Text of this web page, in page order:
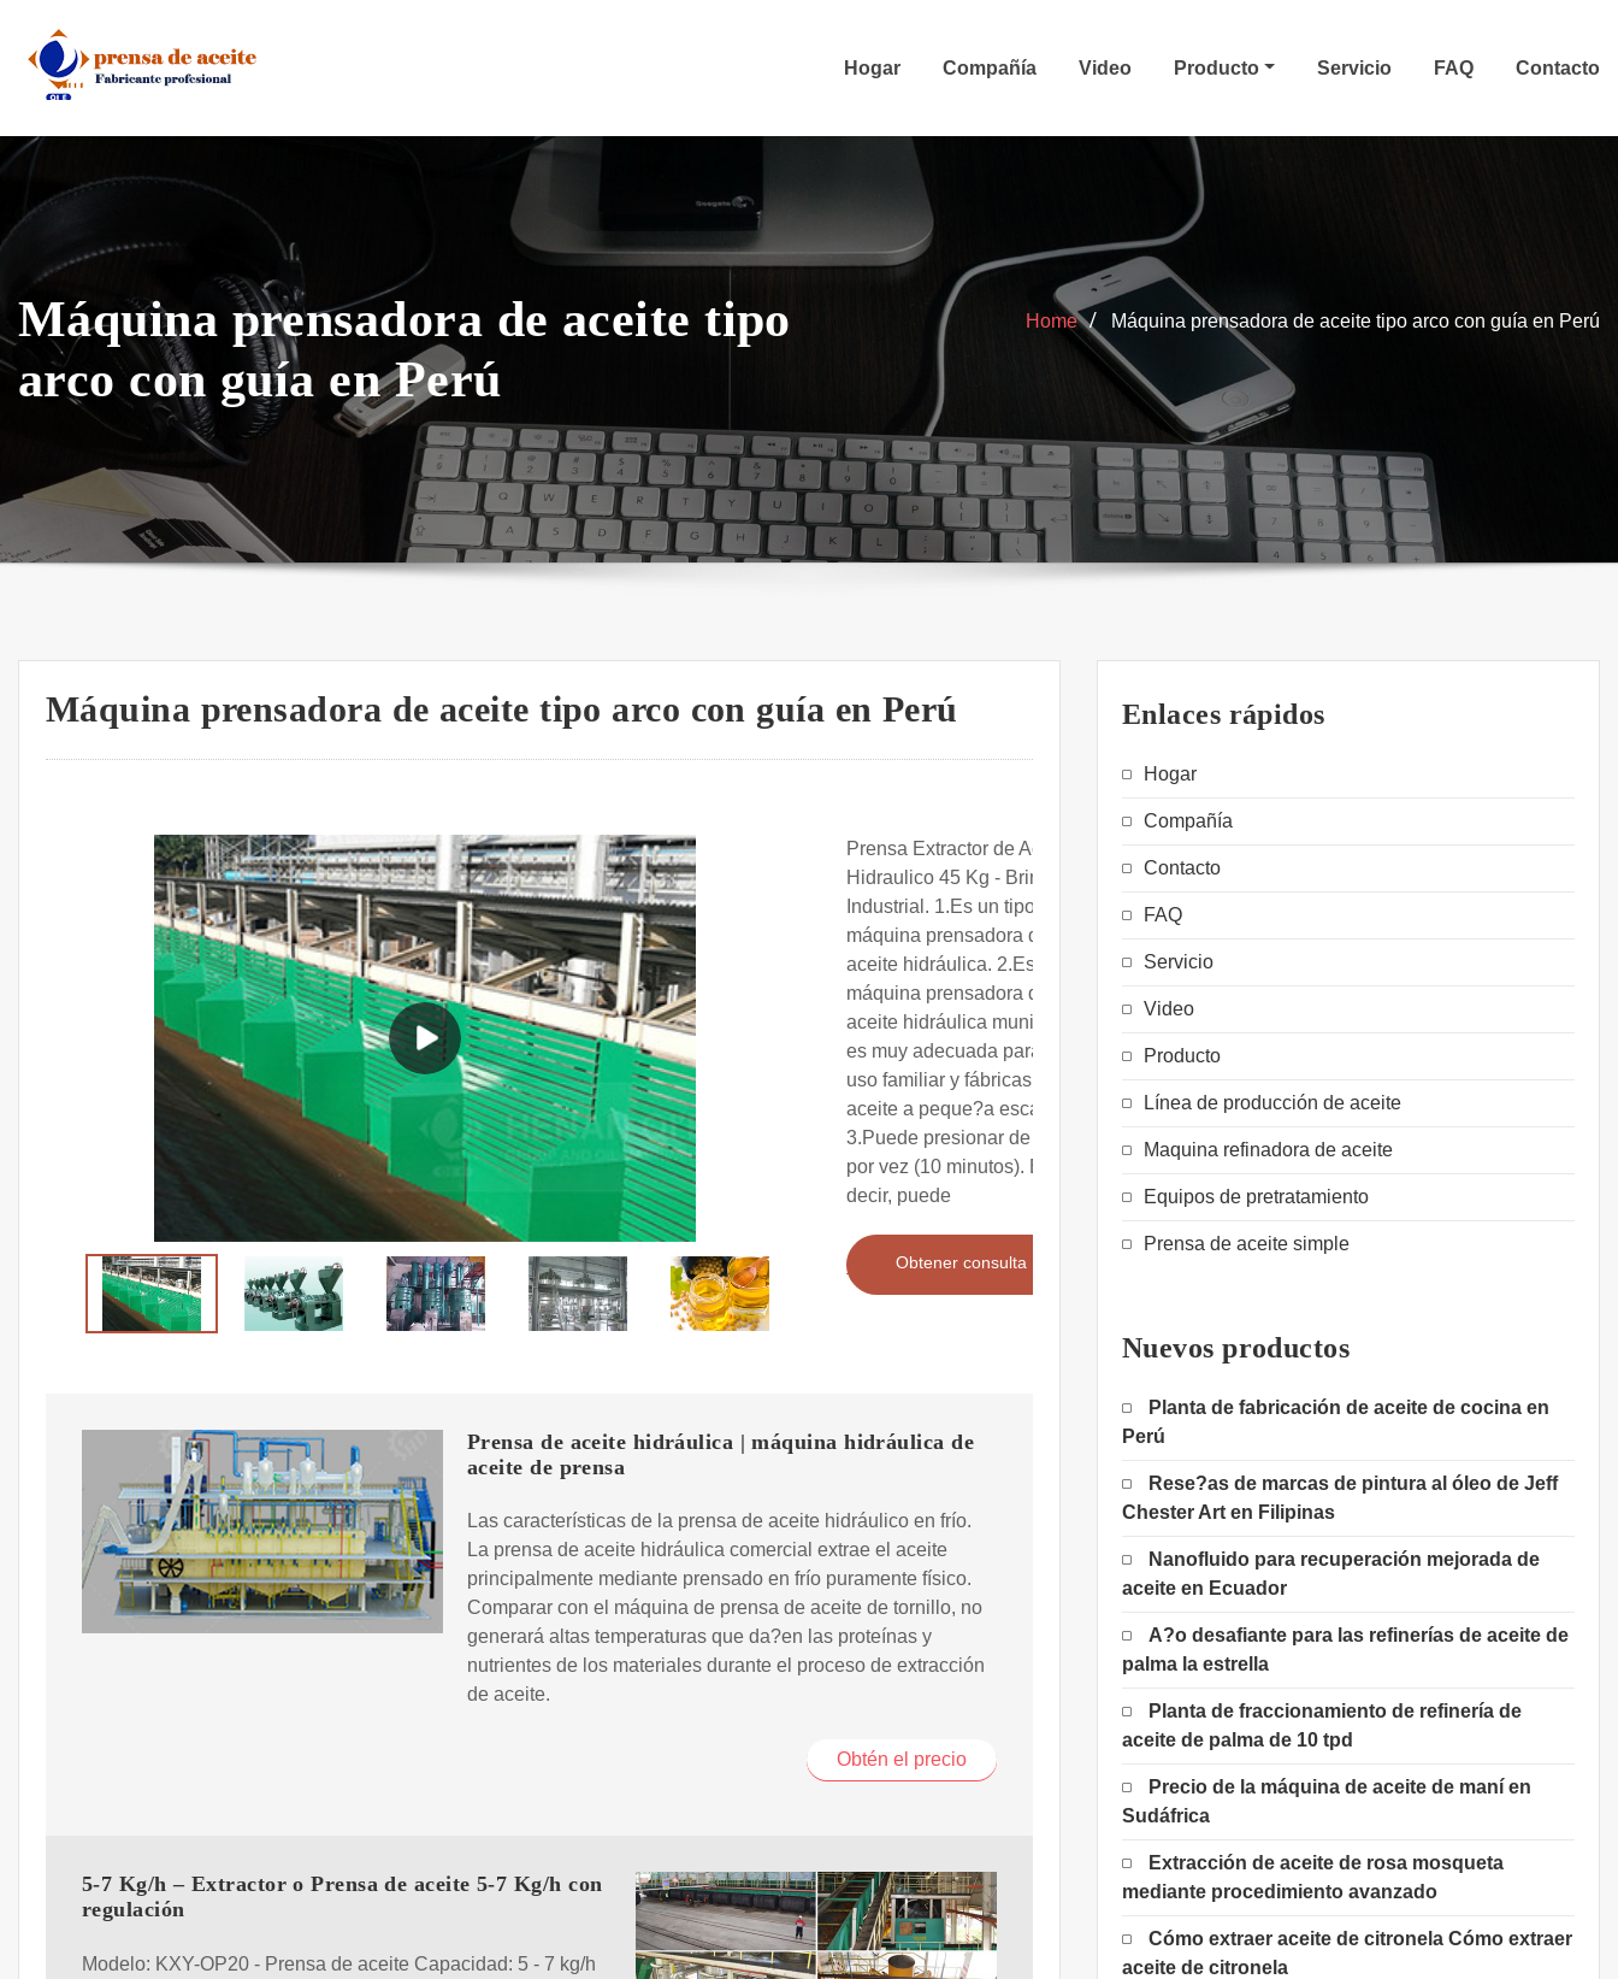
content
Hogar Compañía Video Producto Servicio FAQ Contacto
Máquina prensadora de aceite tipo
arco con guía en Perú
Home Máquina prensadora de aceite tipo arco con guía en Perú
Máquina prensadora de aceite tipo arco con guía en Perú
Prensa Extractor de Aceite
Hidraulico 45 Kg - Brimali
Industrial. 1.Es un tipo de
máquina prensadora de
aceite hidráulica. 2.Esta
máquina prensadora de
aceite hidráulica municipal
es muy adecuada para
uso familiar y fábricas de
aceite a peque?a escala.
3.Puede presionar de 2 kg
por vez (10 minutos). Es
decir, puede
Obtener consulta
Prensa de aceite hidráulica | máquina hidráulica de
aceite de prensa
Las características de la prensa de aceite hidráulico en frío.
La prensa de aceite hidráulica comercial extrae el aceite
principalmente mediante prensado en frío puramente físico.
Comparar con el máquina de prensa de aceite de tornillo, no
generará altas temperaturas que da?en las proteínas y
nutrientes de los materiales durante el proceso de extracción
de aceite.
Obtén el precio
5-7 Kg/h – Extractor o Prensa de aceite 5-7 Kg/h con
regulación
Modelo: KXY-OP20 - Prensa de aceite Capacidad: 5 - 7 kg/h
Enlaces rápidos
Hogar
Compañía
Contacto
FAQ
Servicio
Video
Producto
Línea de producción de aceite
Maquina refinadora de aceite
Equipos de pretratamiento
Prensa de aceite simple
Nuevos productos
Planta de fabricación de aceite de cocina en
Perú
Rese?as de marcas de pintura al óleo de Jeff
Chester Art en Filipinas
Nanofluido para recuperación mejorada de
aceite en Ecuador
A?o desafiante para las refinerías de aceite de
palma la estrella
Planta de fraccionamiento de refinería de
aceite de palma de 10 tpd
Precio de la máquina de aceite de maní en
Sudáfrica
Extracción de aceite de rosa mosqueta
mediante procedimiento avanzado
Cómo extraer aceite de citronela Cómo extraer
aceite de citronela